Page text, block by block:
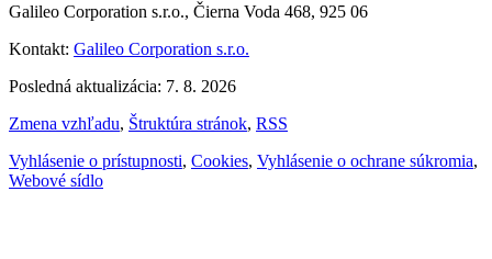
Galileo Corporation s.r.o., Čierna Voda 468, 925 06
Kontakt: Galileo Corporation s.r.o.
Posledná aktualizácia: 7. 8. 2026
Zmena vzhľadu, Štruktúra stránok, RSS
Vyhlásenie o prístupnosti, Cookies, Vyhlásenie o ochrane súkromia,
Webové sídlo